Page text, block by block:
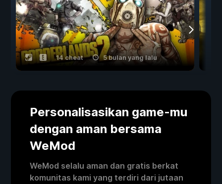
14 cheat 5 bulan yang lalu
Personalisasikan game-mu
dengan aman bersama
WeMod
WeMod selalu aman dan gratis berkat
komunitas kami yang terdiri dari jutaan